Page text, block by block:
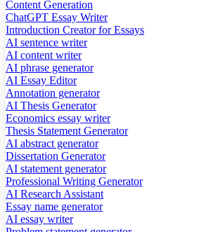
Content Generation
ChatGPT Essay Writer
Introduction Creator for Essays
AI sentence writer
AI content writer
AI phrase generator
AI Essay Editor
Annotation generator
AI Thesis Generator
Economics essay writer
Thesis Statement Generator
AI abstract generator
Dissertation Generator
AI statement generator
Professional Writing Generator
AI Research Assistant
Essay name generator
AI essay writer